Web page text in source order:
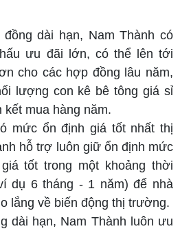
dài hạn, Nam Thành có
ưu đãi lớn, có thể lên tới
cho các hợp đồng lâu năm,
lượng con kê bê tông giá sỉ
kết mua hàng năm.
mức ổn định giá tốt nhất thị
hỗ trợ luôn giữ ổn định mức
tốt trong một khoảng thời
dụ 6 tháng - 1 năm) để nhà
lắng về biến động thị trường.
dài hạn, Nam Thành luôn ưu